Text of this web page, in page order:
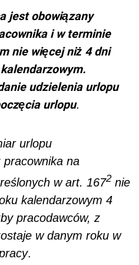
jest obowiązany
i w terminie
nie więcej niż 4 dni
udzielenia urlopu
urlopu.
urlopu
na
w art. 1672 nie
kalendarzowym 4
pracodawców, z
w danym roku w
.